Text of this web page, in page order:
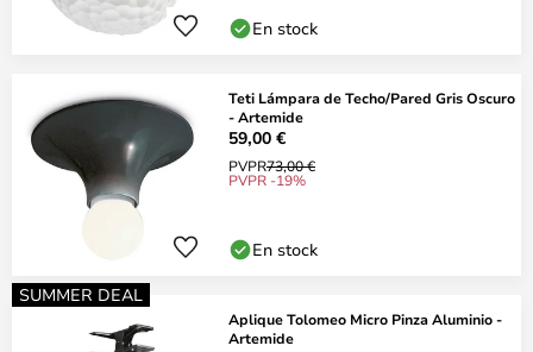
En stock
Teti Lámpara de Techo/Pared Gris Oscuro
- Artemide
59,00 €
PVPR73,00 €
PVPR -19%
En stock
SUMMER DEAL
Aplique Tolomeo Micro Pinza Aluminio -
Artemide